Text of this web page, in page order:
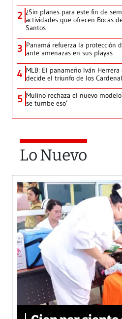
2 ¿Sin planes para este fin de
actividades que ofrecen Bocas
Santos
3 Panamá refuerza la protección
ante amenazas en sus playas
4 MLB: El panameño Iván
decide el triunfo de los
5 Mulino rechaza el nuevo
se tumbe eso’
Lo Nuevo